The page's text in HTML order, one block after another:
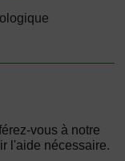
vous à notre
l'aide nécessaire.